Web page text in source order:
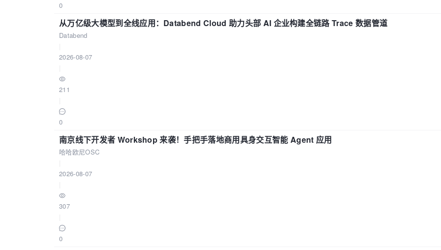
0
从万亿级大模型到全线应用：Databend Cloud 助力头部 AI 企业构建全链路 Trace 数据管道
Databend
2026-08-07
211
0
南京线下开发者 Workshop 来袭！手把手落地商用具身交互智能 Agent 应用
哈哈欧尼OSC
2026-08-07
307
0